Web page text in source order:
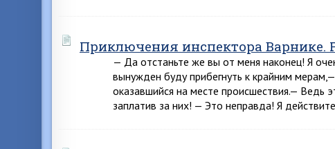
Приключения инспектора
— Да отстаньте же вы от меня наконец! Я
вынужден буду прибегнуть к крайним
оказавшийся на месте происшествия.— Ведь
заплатив за них! — Это неправда! Я